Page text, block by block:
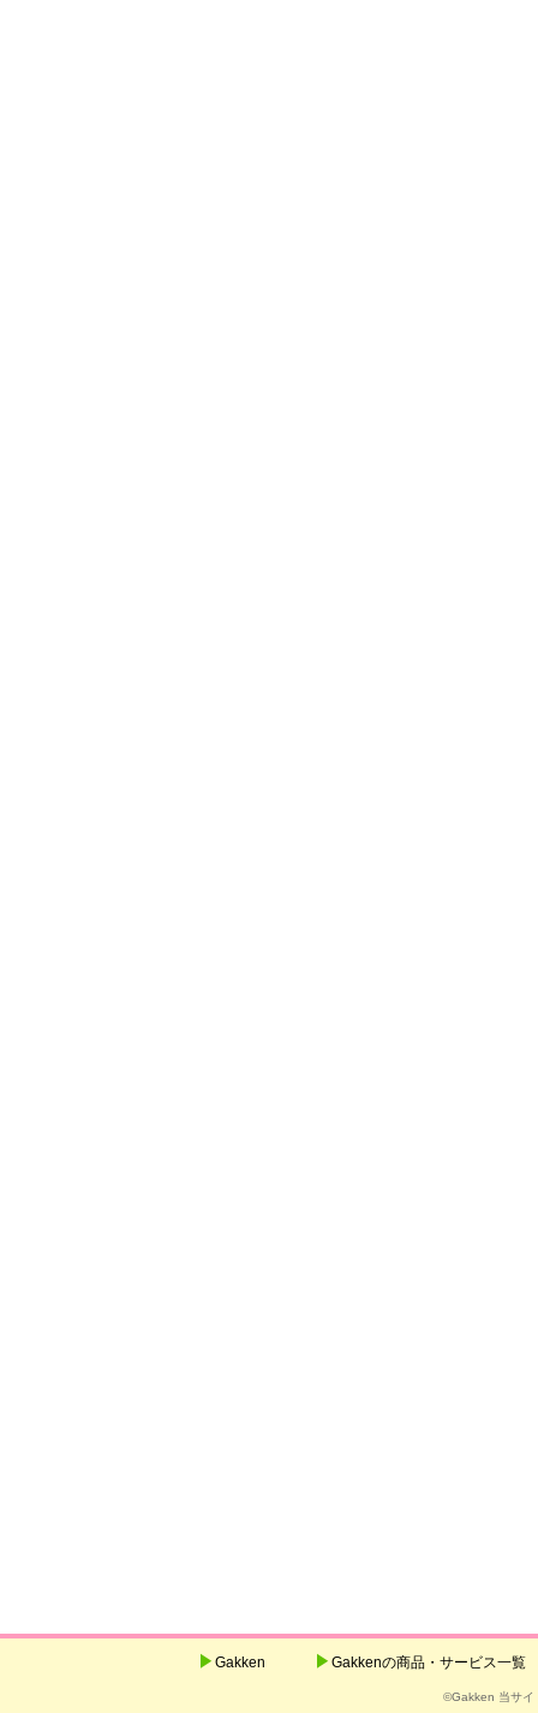
Gakken Gakkenの商品・サービス一覧
©Gakken 当サイ